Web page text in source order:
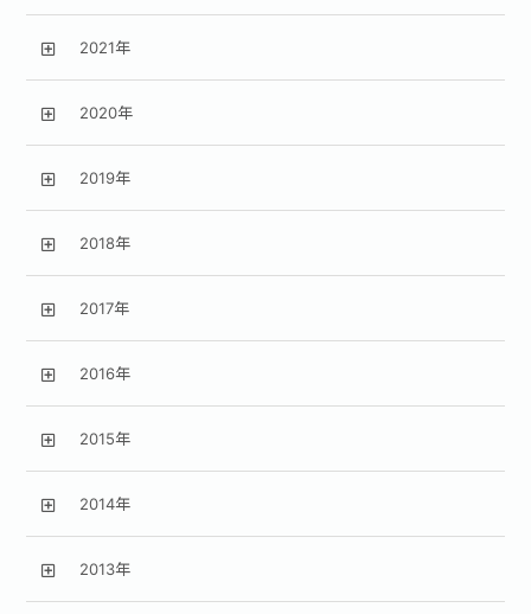
2021年
2020年
2019年
2018年
2017年
2016年
2015年
2014年
2013年